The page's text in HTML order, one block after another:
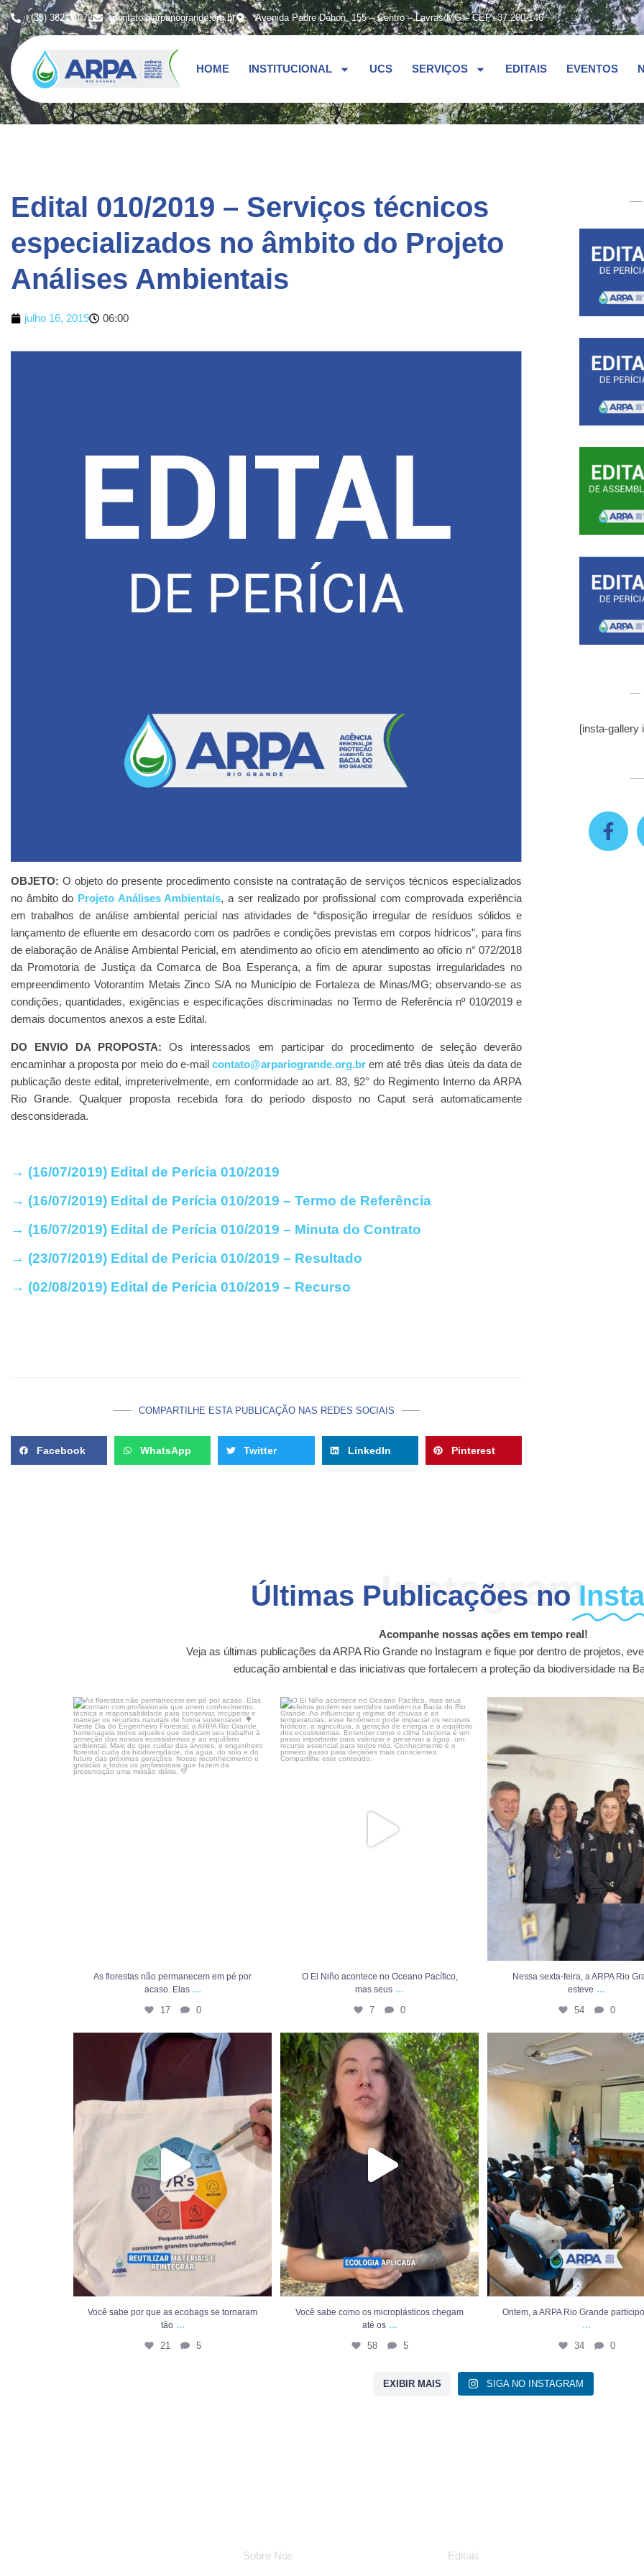
(35) 3821-1072 contato@arpariogrande.org.br Avenida Padre Dehon, 155 – Centro – Lavras/MG – CEP: 37.200-146
HOME INSTITUCIONAL UCS SERVIÇOS EDITAIS EVENTOS
Edital 010/2019 – Serviços técnicos
especializados no âmbito do Projeto
Análises Ambientais
julho 16, 2019 06:00
OBJETO: O objeto do presente procedimento consiste na contratação de serviços técnicos especializados
no âmbito do Projeto Análises Ambientais, a ser realizado por profissional com comprovada experiência
em trabalhos de análise ambiental pericial nas atividades de “disposição irregular de resíduos sólidos e
lançamento de efluente em desacordo com os padrões e condições previstas em corpos hídricos”, para fins
de elaboração de Análise Ambiental Pericial, em atendimento ao ofício em atendimento ao ofício n° 072/2018
da Promotoria de Justiça da Comarca de Boa Esperança, a fim de apurar supostas irregularidades no
empreendimento Votorantim Metais Zinco S/A no Município de Fortaleza de Minas/MG; observando-se as
condições, quantidades, exigências e especificações discriminadas no Termo de Referência nº 010/2019 e
demais documentos anexos a este Edital.
DO ENVIO DA PROPOSTA: Os interessados em participar do procedimento de seleção deverão
encaminhar a proposta por meio do e-mail contato@arpariogrande.org.brem até três dias úteis da data de
publicação deste edital, impreterivelmente, em conformidade ao art. 83, §2° do Regimento Interno da ARPA
Rio Grande. Qualquer proposta recebida fora do período disposto no Caput será automaticamente
desconsiderada.
→ (16/07/2019) Edital de Perícia 010/2019
→ (16/07/2019) Edital de Perícia 010/2019 – Termo de Referência
→ (16/07/2019) Edital de Perícia 010/2019 – Minuta do Contrato
→ (23/07/2019) Edital de Perícia 010/2019 – Resultado
→ (02/08/2019) Edital de Perícia 010/2019 – Recurso
COMPARTILHE ESTA PUBLICAÇÃO NAS REDES SOCIAIS
Facebook WhatsApp Twitter LinkedIn Pinterest
[insta-gallery
Instagram
Últimas Publicações no
Acompanhe nossas ações em tempo real!
Veja as últimas publicações da ARPA Rio Grande no Instagram e fique por dentro de projetos,
educação ambiental e das iniciativas que fortalecem a proteção da biodiversidade na
As florestas não permanecem em pé por acaso.
Elas...
17 0
As florestas não permanecem em pé por
acaso. Elas ...
17 0
O El Niño acontece no Oceano Pacífico, mas
seus...
7 0
O El Niño acontece no Oceano Pacífico,
mas seus ...
7 0
Nessa sexta-feira, a ARPA Rio
Nessa sexta-feira, a ARPA Rio
esteve ...
54 0
Você sabe por que as ecobags se tornaram tão
Você sabe por que as ecobags se tornaram
tão ...
21 5
Você sabe como os microplásticos chegam até
os...
58 5
Você sabe como os microplásticos chegam
até os ...
58 5
Ontem, a ARPA Rio Grande
Ontem, a ARPA Rio Grande
...
34 0
EXIBIR MAIS SIGA NO INSTAGRAM
Sobre Nós Editais